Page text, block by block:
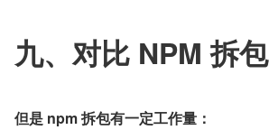
九、对比 NPM 拆包
但是 npm 拆包有一定工作量：